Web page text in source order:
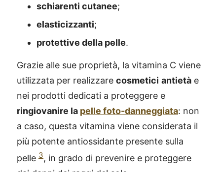
schiarenti cutanee;
elasticizzanti;
protettive della pelle.
Grazie alle sue proprietà, la vitamina C viene
utilizzata per realizzare cosmetici antietà e
nei prodotti dedicati a proteggere e
ringiovanire la pelle foto-danneggiata: non
a caso, questa vitamina viene considerata il
più potente antiossidante presente sulla
pelle 3, in grado di prevenire e proteggere